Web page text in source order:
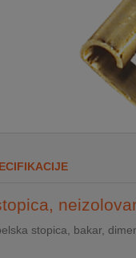
stopica, bakar,